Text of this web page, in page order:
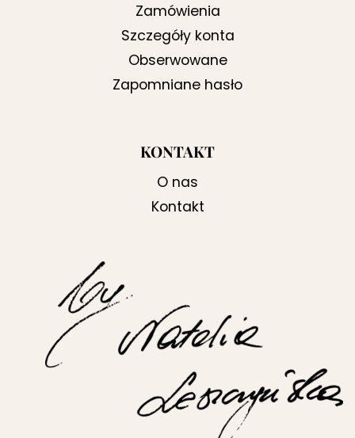
Zamówienia
Szczegóły konta
Obserwowane
Zapomniane hasło
KONTAKT
O nas
Kontakt